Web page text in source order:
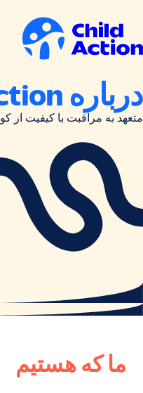
درباره Child Action
متعهد به مراقبت با کیفیت از
ما که هستیم